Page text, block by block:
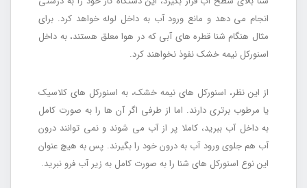
انجام می دهد و مانع ورود آب به داخل لوله خواهد کرد. برای
مثال هنگام شنا قطره های آبی که در هوا معلق هستند، به داخل
اسنورکل نیمه خشک نفوذ نخواهند کرد.
از این نظر، اسنورکل های نیمه خشک، به اسنورکل های کلاسیک
یا مرطوب برتری دارند. اما از طرفی اگر آن ها را به صورت کامل
به داخل آب ببرید، کاملا پر از آب می شوند و نمی توانند درون
آب هم جلوی ورود آب به درون خود را بگیرند. پس به هیچ عنوان
این نوع اسنورکل های شنا را به صورت کامل به زیر آب فرو نبرید.